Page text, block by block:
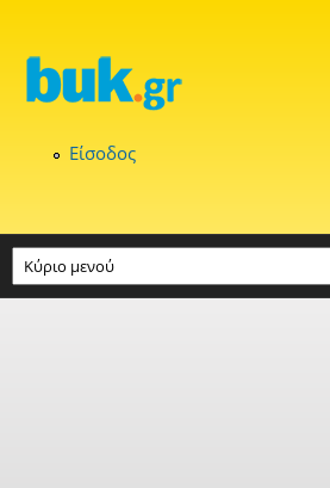
Είσοδος